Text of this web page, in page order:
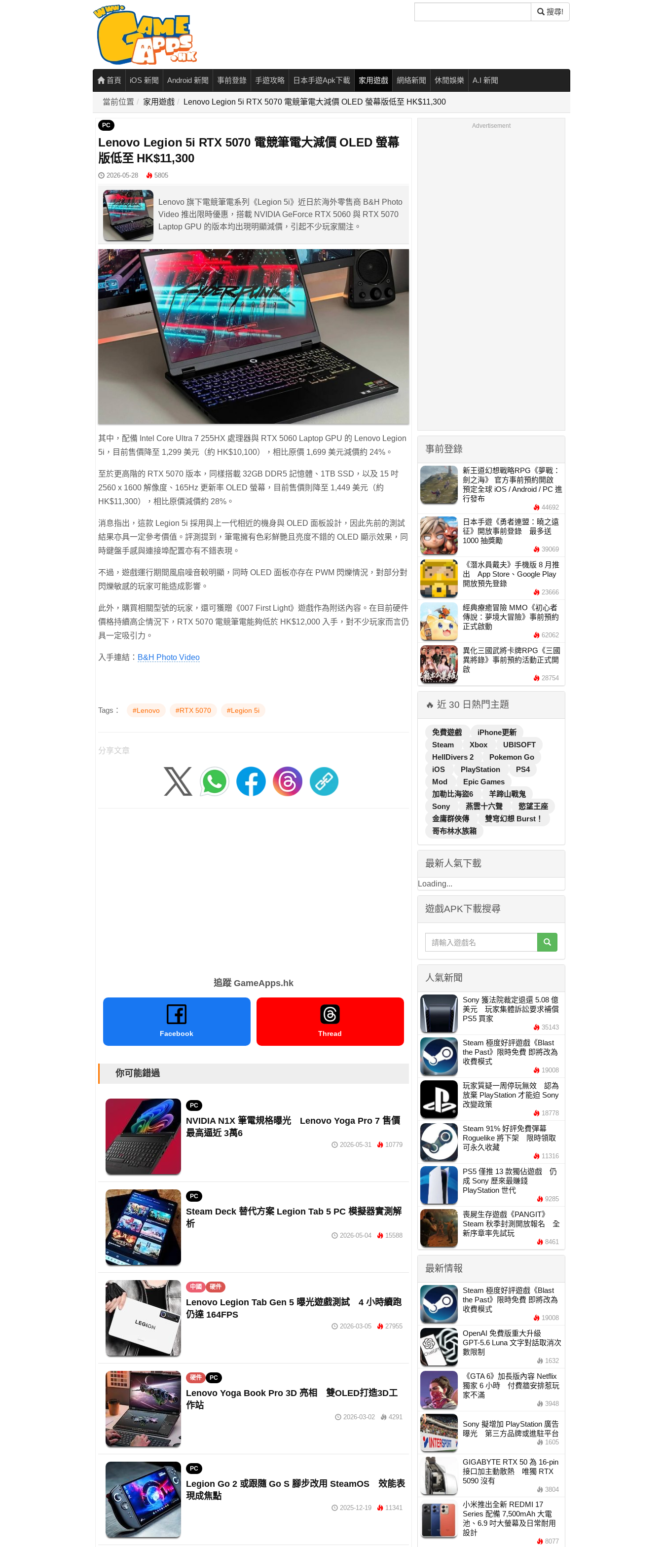
尋
搜尋!
首頁 iOS 新聞 Android 新聞 事前登錄 手遊攻略 日本手遊Apk下載 家用遊戲 網絡新聞 休閒娛樂 A.I 新聞
當前位置 家用遊戲 Lenovo Legion 5i RTX 5070 電競筆電大減價 OLED 螢幕版低至 HK$11,300
PC
Lenovo Legion 5i RTX 5070 電競筆電大減價 OLED 螢幕
版低至 HK$11,300
2026-05-28 5805
Lenovo 旗下電競筆電系列《Legion 5i》近日於海外零售商 B&H Photo
Video 推出限時優惠，搭載 NVIDIA GeForce RTX 5060 與 RTX 5070
Laptop GPU 的版本均出現明顯減價，引起不少玩家關注。
其中，配備 Intel Core Ultra 7 255HX 處理器與 RTX 5060 Laptop GPU 的 Lenovo Legion
5i，目前售價降至 1,299 美元（約 HK$10,100），相比原價 1,699 美元減價約 24%。
至於更高階的 RTX 5070 版本，同樣搭載 32GB DDR5 記憶體、1TB SSD，以及 15 吋
2560 x 1600 解像度、165Hz 更新率 OLED 螢幕，目前售價則降至 1,449 美元（約
HK$11,300），相比原價減價約 28%。
消息指出，這款 Legion 5i 採用與上一代相近的機身與 OLED 面板設計，因此先前的測試
結果亦具一定參考價值。評測提到，筆電擁有色彩鮮艷且亮度不錯的 OLED 顯示效果，同
時鍵盤手感與連接埠配置亦有不錯表現。
不過，遊戲運行期間風扇噪音較明顯，同時 OLED 面板亦存在 PWM 閃爍情況，對部分對
閃爍敏感的玩家可能造成影響。
此外，購買相關型號的玩家，還可獲贈《007 First Light》遊戲作為附送內容。在目前硬件
價格持續高企情況下，RTX 5070 電競筆電能夠低於 HK$12,000 入手，對不少玩家而言仍
具一定吸引力。
入手連結： B&H Photo Video
Tags： #Lenovo #RTX 5070 #Legion 5i
分享文章
追蹤 GameApps.hk
Facebook Thread
你可能錯過
PC
NVIDIA N1X 筆電規格曝光 Lenovo Yoga Pro 7 售價
最高逼近 3萬6
2026-05-31 10779
PC
Steam Deck 替代方案 Legion Tab 5 PC 模擬器實測解
析
2026-05-04 15588
中國 硬件
Lenovo Legion Tab Gen 5 曝光遊戲測試 4 小時續跑
仍達 164FPS
2026-03-05 27955
硬件 PC
Lenovo Yoga Book Pro 3D 亮相 雙OLED打造3D工
作站
2026-03-02 4291
PC
Legion Go 2 或跟隨 Go S 腳步改用 SteamOS 效能表
現成焦點
2025-12-19 11341
Advertisement
事前登錄
新王道幻想戰略RPG《夢戰：
劍之海》 官方事前預約開啟
預定全球 iOS / Android / PC 進
行發布
44692
日本手遊《勇者連盟：曉之遠
征》開放事前登錄 最多送
1000 抽獎勵
39069
《潛水員戴夫》手機版 8 月推
出 App Store、Google Play
開放預先登錄
23666
經典療癒冒險 MMO《初心者
傳說：夢境大冒險》事前預約
正式啟動
62062
異化三國武將卡牌RPG《三國
異將錄》事前預約活動正式開
啟
28754
🔥 近 30 日熱門主題
免費遊戲
iPhone更新
Steam
Xbox
UBISOFT
HellDivers 2
Pokemon Go
iOS
PlayStation
PS4
Mod
Epic Games
加勒比海盜6
羊蹄山戰鬼
Sony
燕雲十六聲
慾望王座
金庸群俠傳
雙穹幻想 Burst！
哥布林水族箱
最新人氣下載
Loading...
遊戲APK下載搜尋
人氣新聞
Sony 獲法院裁定退還 5.08 億
美元 玩家集體訴訟要求補償
PS5 買家
35143
Steam 極度好評遊戲《Blast
the Past》限時免費 即將改為
收費模式
19008
玩家質疑一周停玩無效 認為
放棄 PlayStation 才能迫 Sony
改變政策
18778
Steam 91% 好評免費彈幕
Roguelike 將下架 限時領取
可永久收藏
11316
PS5 僅推 13 款獨佔遊戲 仍
成 Sony 歷來最賺錢
PlayStation 世代
9285
喪屍生存遊戲《PANGIT》
Steam 秋季封測開放報名 全
新序章率先試玩
8461
最新情報
Steam 極度好評遊戲《Blast
the Past》限時免費 即將改為
收費模式
19008
OpenAI 免費版重大升級
GPT-5.6 Luna 文字對話取消次
數限制
1632
《GTA 6》加長版內容 Netflix
獨家 6 小時 付費牆安排惹玩
家不滿
3948
Sony 擬增加 PlayStation 廣告
曝光 第三方品牌或進駐平台
1605
GIGABYTE RTX 50 為 16-pin
接口加主動散熱 唯獨 RTX
5090 沒有
3804
小米推出全新 REDMI 17
Series 配備 7,500mAh 大電
池、6.9 吋大螢幕及日常耐用
設計
8077